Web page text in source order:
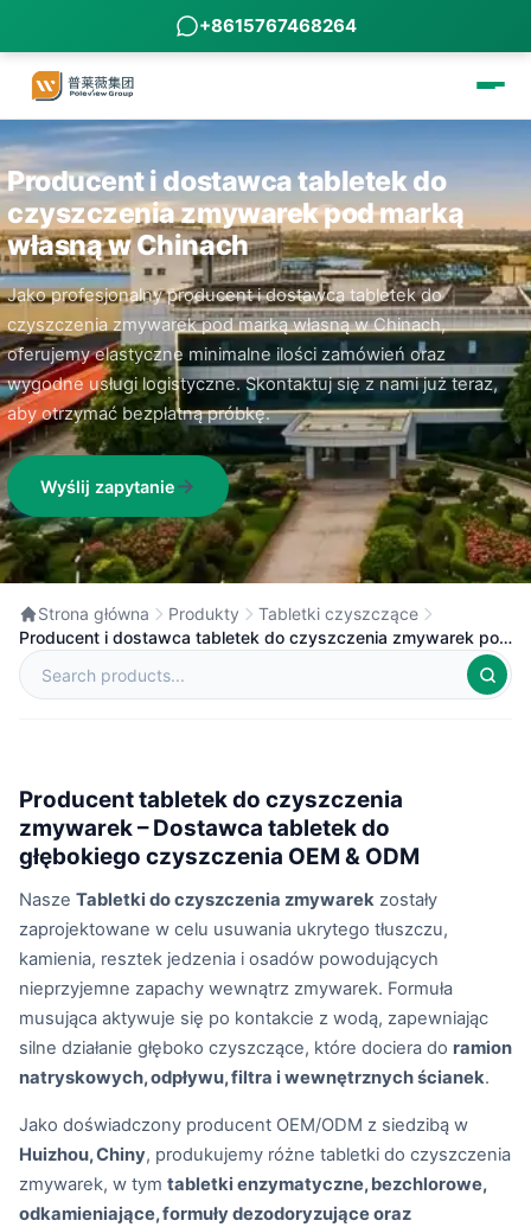
+8615767468264
Producent i dostawca tabletek do
czyszczenia zmywarek pod marką
własną w Chinach
Jako profesjonalny producent i dostawca tabletek do
czyszczenia zmywarek pod marką własną w Chinach,
oferujemy elastyczne minimalne ilości zamówień oraz
wygodne usługi logistyczne. Skontaktuj się z nami już teraz,
aby otrzymać bezpłatną próbkę.
Wyślij zapytanie
Strona główna Produkty
Tabletki czyszczące
Producent i dostawca tabletek do czyszczenia zmywarek pod
marką własną w Chinach
Producent tabletek do czyszczenia
zmywarek – Dostawca tabletek do
głębokiego czyszczenia OEM & ODM
Nasze Tabletki do czyszczenia zmywarek zostały
zaprojektowane w celu usuwania ukrytego tłuszczu,
kamienia, resztek jedzenia i osadów powodujących
nieprzyjemne zapachy wewnątrz zmywarek. Formuła
musująca aktywuje się po kontakcie z wodą, zapewniając
silne działanie głęboko czyszczące, które dociera do ramion
natryskowych, odpływu, filtra i wewnętrznych ścianek.
Jako doświadczony producent OEM/ODM z siedzibą w
Huizhou, Chiny, produkujemy różne tabletki do czyszczenia
zmywarek, w tym tabletki enzymatyczne, bezchlorowe,
odkamieniające, formuły dezodoryzujące oraz